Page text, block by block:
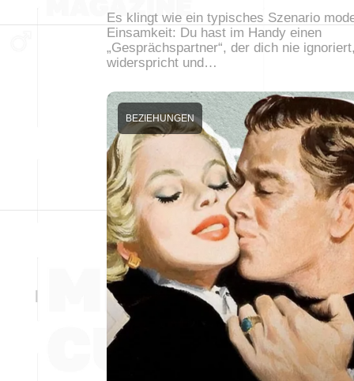
Es klingt wie ein typisches Szenario
Einsamkeit: Du hast im Handy einen
„Gesprächspartner“, der dich nie
widerspricht und…
BEZIEHUNGEN